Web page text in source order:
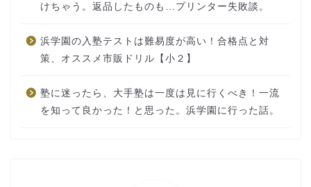
けちゃう。返品したものも…プリンター失敗談。
浜学園の入塾テストは難易度が高い！合格点と対
策、オススメ市販ドリル【小２】
塾に迷ったら、大手塾は一度は見に行くべき！一流
を知って良かった！と思った。浜学園に行った話。